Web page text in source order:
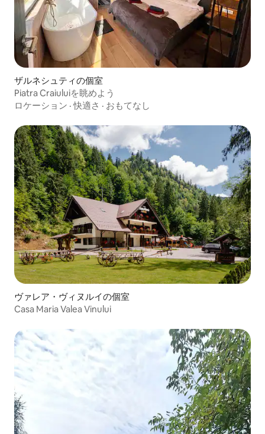
ザルネシュティの個室
Piatra Craiuluiを眺めよう
ロケーション ·快適さ · おもてなし
ヴァレア・ヴィヌルイの個室
Casa Maria Valea Vinului